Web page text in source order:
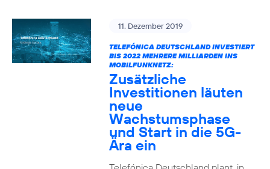
11. Dezember 2019
TELEFÓNICA DEUTSCHLAND INVESTIERT
BIS 2022 MEHRERE MILLIARDEN INS
MOBILFUNKNETZ:
Zusätzliche
Investitionen läuten
neue
Wachstumsphase
und Start in die 5G-
Ära ein